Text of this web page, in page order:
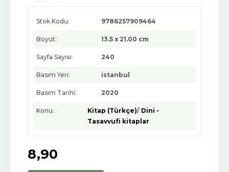
Stok Kodu: 9786257909464
Boyut: 13.5 x 21.00 cm
Sayfa Sayısı: 240
Basım Yeri: istanbul
Basım Tarihi: 2020
Konu: Kitap (Türkçe)/ Dini -
Tasavvufi kitaplar
8,90